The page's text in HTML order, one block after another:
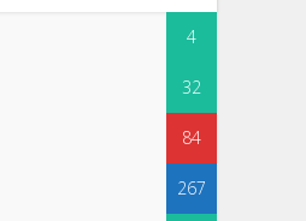
4
32
84
267